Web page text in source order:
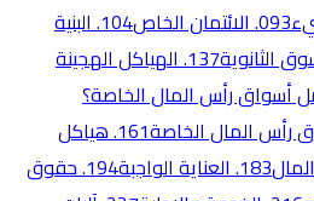
093. الائتمان الخاص 104. البنية
137. الهياكل الهجينة
أسواق رأس المال الخاصة؟
رأس المال الخاصة 161. هياكل
183. العناية الواجبة 194. حقوق